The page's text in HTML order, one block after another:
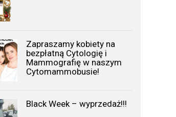
Zapraszamy kobiety na
bezpłatną Cytologię i
Mammografię w naszym
Cytomammobusie!
Black Week – wyprzedaż!!!